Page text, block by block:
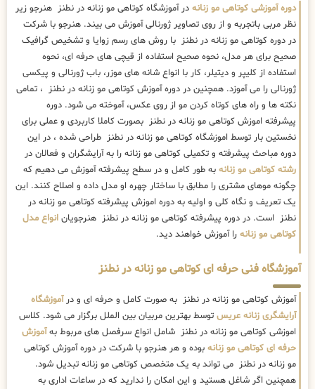
دوره آموزشی کوتاهی مو زنانه در آموزشگاه کوتاهی مو زنانه در نطنز هنرجو زیر
نظر مربی باتجربه و از روی تصاویر ژورنالی آموزش می بیند. هنرجو با شرکت
در دوره کوتاهی مو زنانه در نطنز با روش های رسم زوایا و تشخیص گرافیک
صحیح برای هر مدل، نحوه صحیح استفاده از قیچی های حرفه ای، نحوه
استفاده از کلیپر و دیتیلر، کار با انواع شانه های موزر، باب ژورنالی و پیکسی
ژورنالی را می آموزد. همچنین در دوره آموزش کوتاهی مو زنانه در نطنز ، تمامی
نکته ها و راه های کوتاه کردن مو از روی عکس، آموخته می شود. دوره
پیشرفته اموزش کوتاهی مو زنانه در نطنز بصورت کاملا کاربردی و عملی برای
نخستین بار توسط اموزشگاه کوتاهی مو زنانه در نطنز طراحی شده ، در این
دوره مباحث پیشرفته و تکمیلی کوتاهی مو زنانه را به آرایشگران و فعالان در
رشته کوتاهی مو زنانه به طور کامل و در سطح پیشرفته آموزش می دهیم که
چگونه موهای مشتری را مطابق با ساختار چهره او مدل داده و اصلاح کنند. این
یک تعریف و نگاه کلی و اولیه به دوره اموزش پیشرفته کوتاهی مو زنانه در
نطنز است. در دوره پیشرفته کوتاهی مو زنانه در نطنز هنرجویان انواع مدل
کوتاهی مو زنانه را آموزش خواهند دید.
آموزشگاه فنی حرفه ای کوتاهی مو زنانه در نطنز
آموزش کوتاهی مو زنانه در نطنز به صورت کامل و حرفه ای و درآموزشگاه
آرایشگری زنانه عریس توسط بهترین مربیان بین الملل برگزار می شود. کلاس
اموزشی کوتاهی مو زنانه در نطنز شامل انواع سرفصل های مربوط بهآموزش
حرفه ای کوتاهی مو زنانه بوده و هر هنرجو با شرکت در دوره آموزش کوتاهی
مو زنانه در نطنز می تواند به یک متخصص کوتاهی مو زنانه تبدیل شود.
همچنین اگر شاغل هستید و این امکان را ندارید که در ساعات اداری به